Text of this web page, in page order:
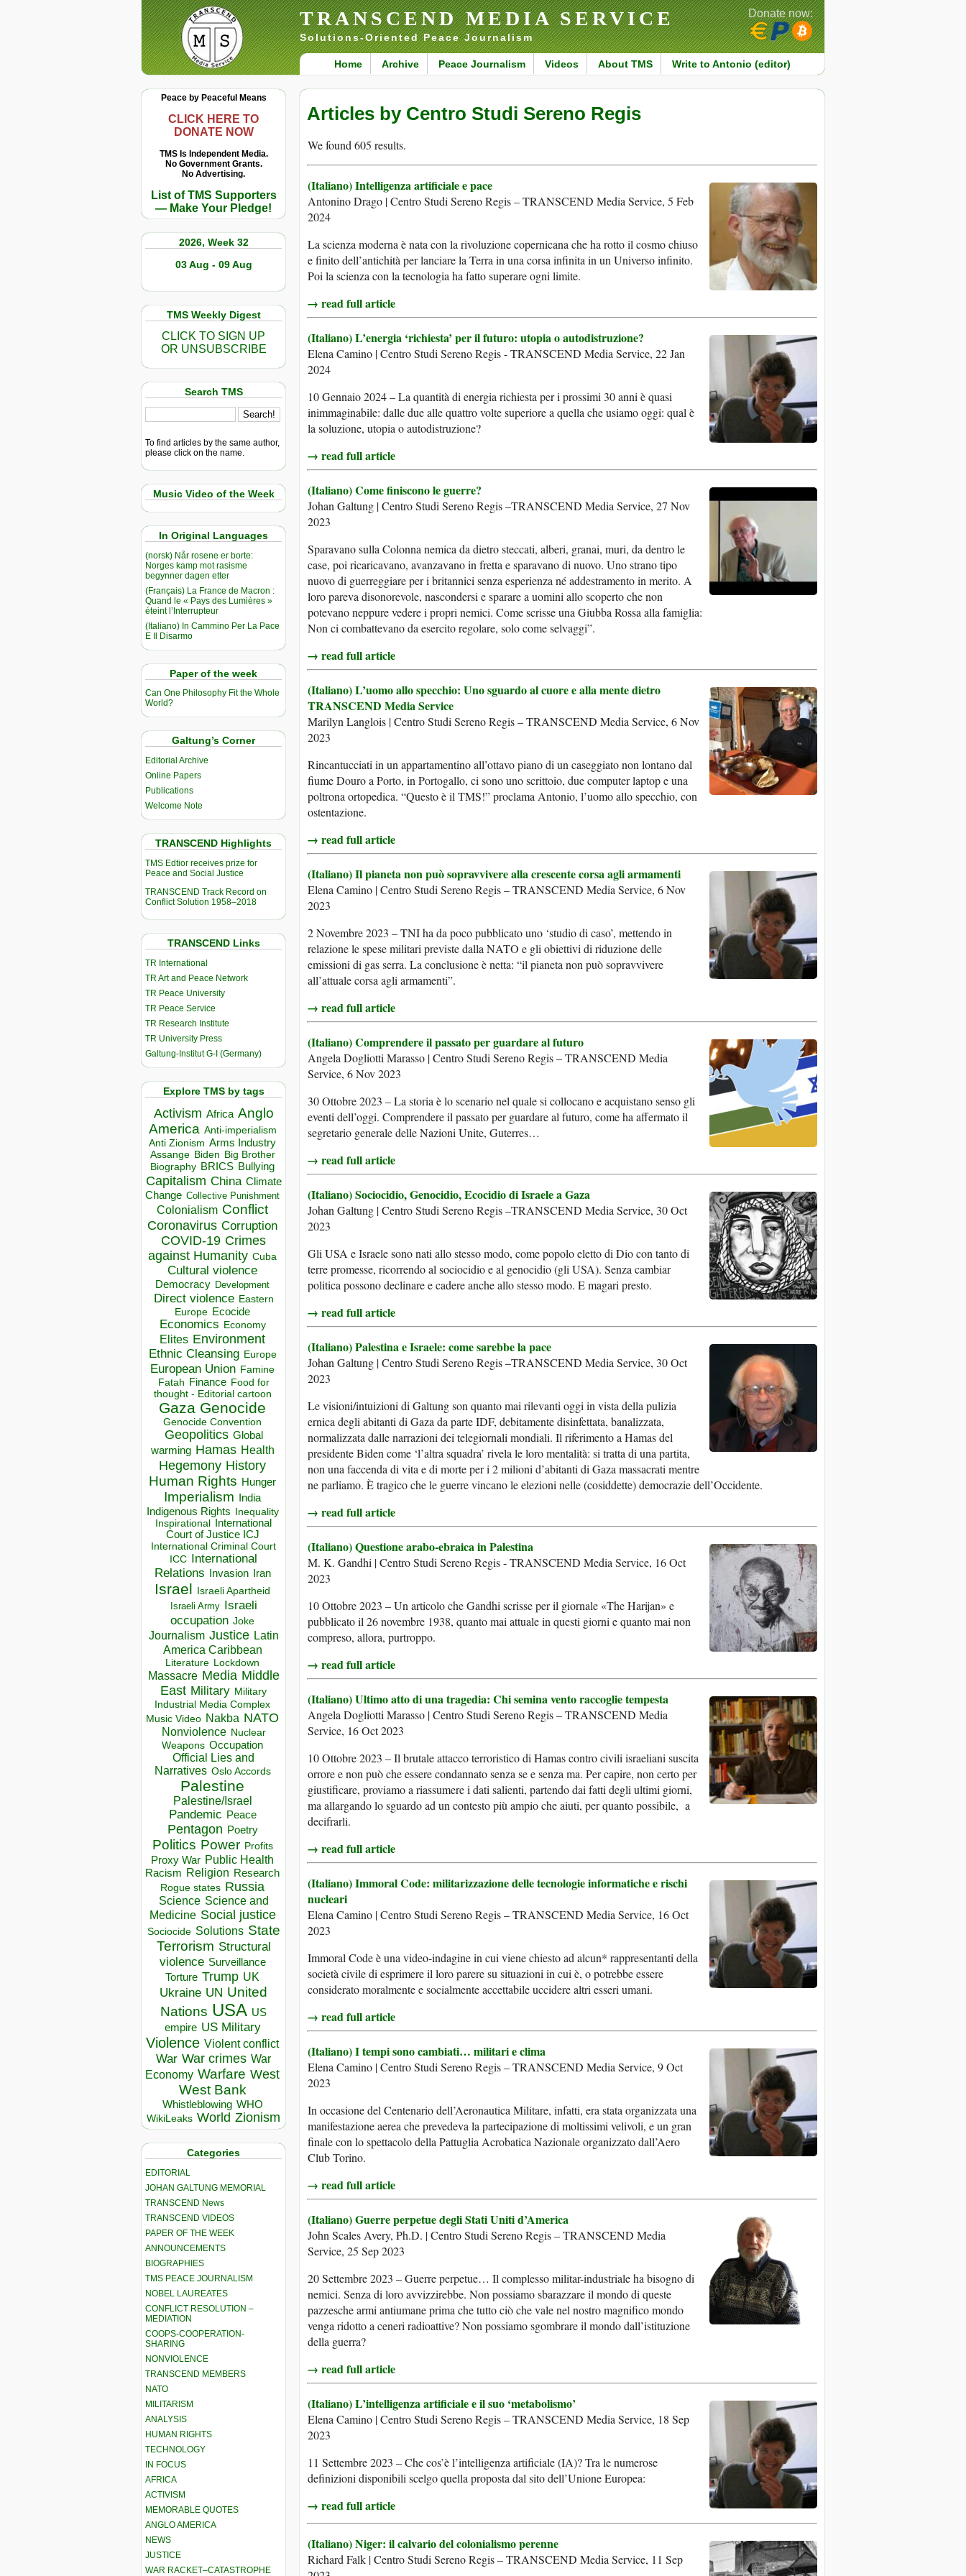
TRANSCEND MEDIA SERVICE
Solutions-Oriented Peace Journalism
Home Archive Peace Journalism Videos About TMS Write to Antonio (editor)
Donate now:
Peace by Peaceful Means
CLICK HERE TO
DONATE NOW
TMS Is Independent Media.
No Government Grants.
No Advertising.
List of TMS Supporters
— Make Your Pledge!
2026, Week 32
03 Aug - 09 Aug
TMS Weekly Digest
CLICK TO SIGN UP
OR UNSUBSCRIBE
Search TMS
To find articles by the same author,
please click on the name.
Music Video of the Week
In Original Languages
(norsk) Når rosene er borte:
Norges kamp mot rasisme
begynner dagen etter
(Français) La France de Macron :
Quand le « Pays des Lumières »
éteint l’Interrupteur
(Italiano) In Cammino Per La Pace
E Il Disarmo
Paper of the week
Can One Philosophy Fit the Whole
World?
Galtung’s Corner
Editorial Archive
Online Papers
Publications
Welcome Note
TRANSCEND Highlights
TMS Edtior receives prize for
Peace and Social Justice
TRANSCEND Track Record on
Conflict Solution 1958–2018
TRANSCEND Links
TR International
TR Art and Peace Network
TR Peace University
TR Peace Service
TR Research Institute
TR University Press
Galtung-Institut G-I (Germany)
Explore TMS by tags
Activism Africa Anglo
America Anti-imperialism
Anti Zionism Arms Industry
Assange Biden Big Brother
Biography BRICS Bullying
Capitalism China Climate
Change Collective Punishment
Colonialism Conflict
Coronavirus Corruption
COVID-19 Crimes
against Humanity Cuba
Cultural violence
Democracy Development
Direct violence Eastern
Europe Ecocide
Economics Economy
Elites Environment
Ethnic Cleansing Europe
European Union Famine
Fatah Finance Food for
thought - Editorial cartoon
Gaza Genocide
Genocide Convention
Geopolitics Global
warming Hamas Health
Hegemony History
Human Rights Hunger
Imperialism India
Indigenous Rights Inequality
Inspirational
International
Court of Justice ICJ
International Criminal Court
ICC
International
Relations
Invasion Iran
Israel Israeli Apartheid
Israeli Army Israeli
occupation Joke
Journalism Justice Latin
America Caribbean
Literature Lockdown
Massacre Media Middle
East Military Military
Industrial Media Complex
Music Video Nakba NATO
Nonviolence Nuclear
Weapons Occupation
Official Lies and
Narratives Oslo Accords
Palestine
Palestine/Israel
Pandemic Peace
Pentagon Poetry
Politics Power Profits
Proxy War Public Health
Racism Religion Research
Rogue states Russia
Science Science and
Medicine Social justice
Sociocide Solutions State
Terrorism Structural
violence Surveillance
Torture Trump UK
Ukraine UN United
Nations USA US
empire US Military
Violence Violent conflict
War War crimes War
Economy Warfare West
West Bank
Whistleblowing WHO
WikiLeaks World Zionism
Categories
EDITORIAL
JOHAN GALTUNG MEMORIAL
TRANSCEND News
TRANSCEND VIDEOS
PAPER OF THE WEEK
ANNOUNCEMENTS
BIOGRAPHIES
TMS PEACE JOURNALISM
NOBEL LAUREATES
CONFLICT RESOLUTION –
MEDIATION
COOPS-COOPERATION-
SHARING
NONVIOLENCE
TRANSCEND MEMBERS
NATO
MILITARISM
ANALYSIS
HUMAN RIGHTS
TECHNOLOGY
IN FOCUS
AFRICA
ACTIVISM
MEMORABLE QUOTES
ANGLO AMERICA
NEWS
JUSTICE
WAR RACKET–CATASTROPHE
Articles by Centro Studi Sereno Regis
We found 605 results.
(Italiano) Intelligenza artificiale e pace
Antonino Drago | Centro Studi Sereno Regis – TRANSCEND Media Service, 5 Feb
2024
La scienza moderna è nata con la rivoluzione copernicana che ha rotto il cosmo chiuso
e finito dell’antichità per lanciare la Terra in una corsa infinita in un Universo infinito.
Poi la scienza con la tecnologia ha fatto superare ogni limite.
→ read full article
(Italiano) L’energia ‘richiesta’ per il futuro: utopia o autodistruzione?
Elena Camino | Centro Studi Sereno Regis - TRANSCEND Media Service, 22 Jan
2024
10 Gennaio 2024 – La quantità di energia richiesta per i prossimi 30 anni è quasi
inimmaginabile: dalle due alle quattro volte superiore a quella che usiamo oggi: qual è
la soluzione, utopia o autodistruzione?
→ read full article
(Italiano) Come finiscono le guerre?
Johan Galtung | Centro Studi Sereno Regis –TRANSCEND Media Service, 27 Nov
2023
Sparavano sulla Colonna nemica da dietro steccati, alberi, granai, muri, da dentro le
case, poi ricaricavano, avanzavano in fretta e sparavano di nuovo. Uno strano tipo
nuovo di guerreggiare per i britannici senza esperienza né addestramento in merito. A
loro pareva disonorevole, nascondersi e sparare a uomini allo scoperto che non
potevano neppure vedere i propri nemici. Come scrisse una Giubba Rossa alla famiglia:
Non ci combattevano da esercito regolare, solo come selvaggi”.
→ read full article
(Italiano) L’uomo allo specchio: Uno sguardo al cuore e alla mente dietro
TRANSCEND Media Service
Marilyn Langlois | Centro Studi Sereno Regis – TRANSCEND Media Service, 6 Nov
2023
Rincantucciati in un appartamentino all’ottavo piano di un caseggiato non lontano dal
fiume Douro a Porto, in Portogallo, ci sono uno scrittoio, due computer laptop e una
poltrona ortopedica. “Questo è il TMS!” proclama Antonio, l’uomo allo specchio, con
ostentazione.
→ read full article
(Italiano) Il pianeta non può sopravvivere alla crescente corsa agli armamenti
Elena Camino | Centro Studi Sereno Regis – TRANSCEND Media Service, 6 Nov
2023
2 Novembre 2023 – TNI ha da poco pubblicato uno ‘studio di caso’, mettendo in
relazione le spese militari previste dalla NATO e gli obiettivi di riduzione delle
emissioni di gas serra. La conclusione è netta: “il pianeta non può sopravvivere
all’attuale corsa agli armamenti”.
→ read full article
(Italiano) Comprendere il passato per guardare al futuro
Angela Dogliotti Marasso | Centro Studi Sereno Regis – TRANSCEND Media
Service, 6 Nov 2023
30 Ottobre 2023 – La storia è lo scenario nel quale si collocano e acquistano senso gli
eventi dell’oggi. Comprendere il passato per guardare al futuro, come ha affermato il
segretario generale delle Nazioni Unite, Guterres…
→ read full article
(Italiano) Sociocidio, Genocidio, Ecocidio di Israele a Gaza
Johan Galtung | Centro Studi Sereno Regis –TRANSCEND Media Service, 30 Oct
2023
Gli USA e Israele sono nati allo stesso modo, come popolo eletto di Dio con tanto di
terre promesse, ricorrendo al sociocidio e al genocidio (gli USA). Senza cambiar
politica possono declinare e cadere anche allo stesso modo. E magari presto.
→ read full article
(Italiano) Palestina e Israele: come sarebbe la pace
Johan Galtung | Centro Studi Sereno Regis –TRANSCEND Media Service, 30 Oct
2023
Le visioni/intuizioni di Galtung son quanto mai rilevanti oggi in vista della pulizia
ernica degli abitanti di Gaza da parte IDF, debitamente disinfettata, banalizzata,
normalizzata dalle narrazioni dei telegiornali mondiali. Il riferimento a Hamas del
presidente Biden come ‘l’altra squadra’ rivela le loro mentalità: si tratta di una partita,
non una faccenda di vita e di morte per i 2 milioni d’abitanti di Gaza massacrati mentre
ne parliamo. È tragico che le guerre vincano le elezioni nelle (cosiddette) democrazie dell’Occidente.
→ read full article
(Italiano) Questione arabo-ebraica in Palestina
M. K. Gandhi | Centro Studi Sereno Regis - TRANSCEND Media Service, 16 Oct
2023
10 Ottobre 2023 – Un articolo che Gandhi scrisse per il giornale «The Harijan» e
pubblicato il 26 novembre 1938, quanto mai attuale in questi giorni e quanto mai non
compreso, allora, purtroppo.
→ read full article
(Italiano) Ultimo atto di una tragedia: Chi semina vento raccoglie tempesta
Angela Dogliotti Marasso | Centro Studi Sereno Regis – TRANSCEND Media
Service, 16 Oct 2023
10 Ottobre 2023 – Il brutale attacco terroristico di Hamas contro civili israeliani suscita
orrore e non può che essere condannato senza se e senza ma. Per capire, non certo per
giustificare, proviamo a riassumere i dati salienti, partendo dai fatti degli ultimi giorni,
ma allargando lo sguardo ad un contesto più ampio che aiuti, per quanto possibile, a
decifrarli.
→ read full article
(Italiano) Immoral Code: militarizzazione delle tecnologie informatiche e rischi
nucleari
Elena Camino | Centro Studi Sereno Regis – TRANSCEND Media Service, 16 Oct
2023
Immoral Code è una video-indagine in cui viene chiesto ad alcun* rappresentanti della
società civile di esprimere il loro parere su situazioni in cui è, o potrebbe essere
considerato moralmente e socialmente accettabile uccidere altri esseri umani.
→ read full article
(Italiano) I tempi sono cambiati… militari e clima
Elena Camino | Centro Studi Sereno Regis – TRANSCEND Media Service, 9 Oct
2023
In occasione del Centenario dell’Aeronautica Militare, infatti, era stata organizzata una
manifestazione aerea che prevedeva la partecipazione di moltissimi velivoli, e un gran
finale con lo spettacolo della Pattuglia Acrobatica Nazionale organizzato dall’Aero
Club Torino.
→ read full article
(Italiano) Guerre perpetue degli Stati Uniti d’America
John Scales Avery, Ph.D. | Centro Studi Sereno Regis – TRANSCEND Media
Service, 25 Sep 2023
20 Settembre 2023 – Guerre perpetue… Il complesso militar-industriale ha bisogno di
nemici. Senza di loro avvizzirebbe. Non possiamo sbarazzare il mondo di queste
pazzesche armi antiumane prima che tutto ciò che vale nel nostro magnifico mondo
venga ridotto a ceneri radioattive? Non possiamo sgombrare il mondo dall’istituzione
della guerra?
→ read full article
(Italiano) L’intelligenza artificiale e il suo ‘metabolismo’
Elena Camino | Centro Studi Sereno Regis – TRANSCEND Media Service, 18 Sep
2023
11 Settembre 2023 – Che cos’è l’intelligenza artificiale (IA)? Tra le numerose
definizioni disponibili scelgo quella proposta dal sito dell’Unione Europea:
→ read full article
(Italiano) Niger: il calvario del colonialismo perenne
Richard Falk | Centro Studi Sereno Regis – TRANSCEND Media Service, 11 Sep